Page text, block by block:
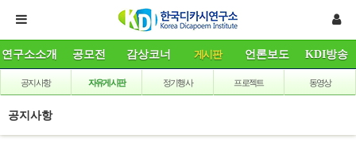
연구소소개 공모전 감상코너 게시판 언론보도 KDI방송
공지사항 자유게시판 정기행사 프로젝트 동영상
공지사항